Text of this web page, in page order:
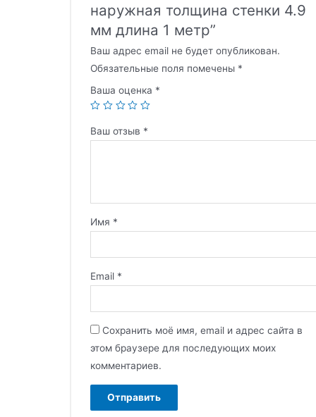
наружная толщина стенки 4.9
мм длина 1 метр”
Ваш адрес email не будет опубликован.
Обязательные поля помечены *
Ваша оценка *
Ваш отзыв *
Имя *
Email *
Сохранить моё имя, email и адрес сайта в
этом браузере для последующих моих
комментариев.